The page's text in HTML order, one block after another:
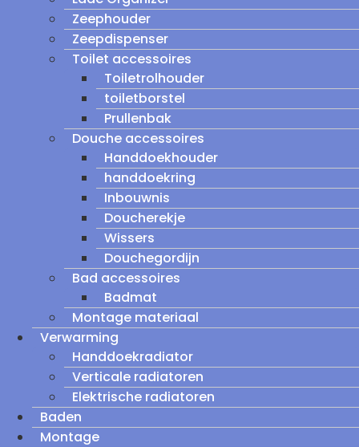
Zeephouder
Zeepdispenser
Toilet accessoires
Toiletrolhouder
toiletborstel
Prullenbak
Douche accessoires
Handdoekhouder
handdoekring
Inbouwnis
Doucherekje
Wissers
Douchegordijn
Bad accessoires
Badmat
Montage materiaal
Verwarming
Handdoekradiator
Verticale radiatoren
Elektrische radiatoren
Baden
Montage